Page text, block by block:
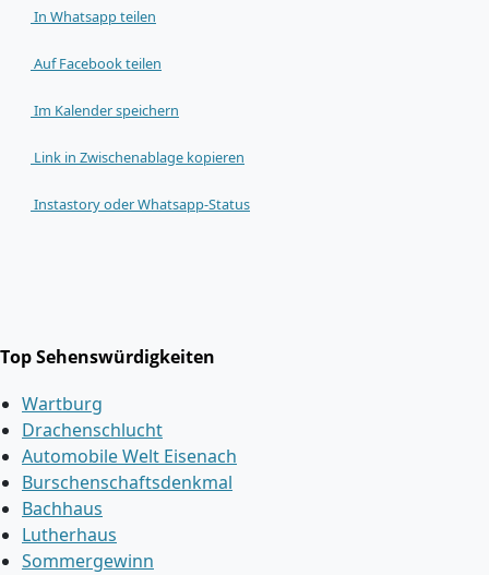
In Whatsapp teilen
Auf Facebook teilen
Im Kalender speichern
Link in Zwischenablage kopieren
Instastory oder Whatsapp-Status
Top Sehenswürdigkeiten
Wartburg
Drachenschlucht
Automobile Welt Eisenach
Burschenschaftsdenkmal
Bachhaus
Lutherhaus
Sommergewinn